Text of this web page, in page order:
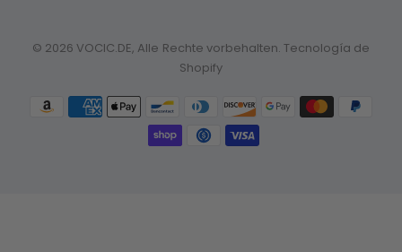
© 2026 VOCIC.DE, Alle Rechte vorbehalten. Tecnología de
Shopify